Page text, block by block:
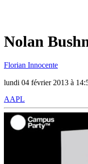
Nolan
Florian Innocente
lundi 04 février 2013 à
AAPL